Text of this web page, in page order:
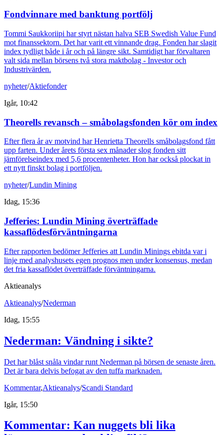
Fondvinnare med banktung portfölj
Tommi Saukkoriipi har styrt nästan halva SEB Swedish Value Fund
mot finanssektorn. Det har varit ett vinnande drag. Fonden har slagit
index tydligt både i år och på längre sikt. Samtidigt har förvaltaren
valt sida mellan börsens två stora maktbolag - Investor och
Industrivärden.
nyheter/Aktiefonder
Igår, 10:42
Theorells revansch – småbolagsfonden kör om index
Efter flera år av motvind har Henrietta Theorells småbolagsfond fått
upp farten. Under årets första sex månader slog fonden sitt
jämförelseindex med 5,6 procentenheter. Hon har också plockat in
ett nytt finskt bolag i portföljen.
nyheter/Lundin Mining
Idag, 15:36
Jefferies: Lundin Mining överträffade
kassaflödesförväntningarna
Efter rapporten bedömer Jefferies att Lundin Minings ebitda var i
linje med analyshusets egen prognos men under konsensus, medan
det fria kassaflödet överträffade förväntningarna.
Aktieanalys
Aktieanalys/Nederman
Idag, 15:55
Nederman: Vändning i sikte?
Det har blåst snåla vindar runt Nederman på börsen de senaste åren.
Det är bara delvis befogat av den tuffa marknaden.
Kommentar,Aktieanalys/Scandi Standard
Igår, 15:50
Kommentar: Kan nuggets bli lika